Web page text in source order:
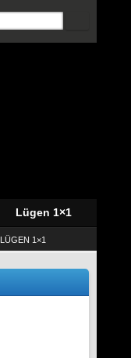
Lügen 1×1
LÜGEN 1×1